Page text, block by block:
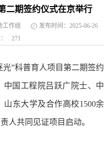
二期签约仪式在京举行
工作组
发布时间：2025-06-26
271
光”科普育人项目第二期签约
国工程院吕跃广院士、中
东大学及合作高校1500余
人共同见证项目启动。